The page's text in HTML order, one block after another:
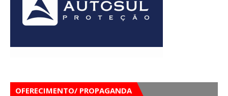
OFERECIMENTO/ PROPAGANDA